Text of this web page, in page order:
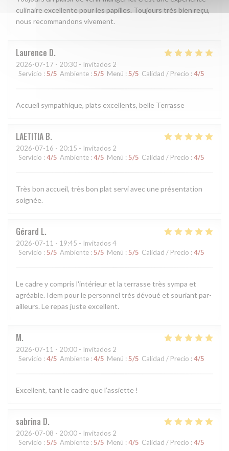
culinaire excellente pour les papilles. Toujours très bien reçu,
nous recommandons vivement.
Laurence D
2026-07-17 - 20:30 - Invitados 2
Servicio :5/5 Ambiente : 5/5 Menú : 5/5 Calidad / Precio : 4/5
Accueil sympathique, plats excellents, belle Terrasse
LAETITIA B
2026-07-16 - 20:15 - Invitados 2
Servicio : 4/5 Ambiente : 4/5 Menú : 5/5 Calidad / Precio : 4/5
Très bon accueil, très bon plat servi avec une présentation
soignée.
Gérard L
2026-07-11 - 19:45 - Invitados 4
Servicio : 5/5 Ambiente : 5/5 Menú : 5/5 Calidad / Precio : 4/5
Le cadre y compris l'intérieur et la terrasse très sympa et
agréable. Idem pour le personnel très dévoué et souriant par-
ailleurs. Le repas juste excellent.
M
2026-07-11 - 20:00 - Invitados 2
Servicio : 4/5 Ambiente : 4/5 Menú : 5/5 Calidad / Precio : 4/5
Excellent, tant le cadre que l’assiette !
sabrina D
2026-07-08 - 20:00 - Invitados 2
Servicio : 5/5 Ambiente : 5/5 Menú : 4/5 Calidad / Precio : 4/5